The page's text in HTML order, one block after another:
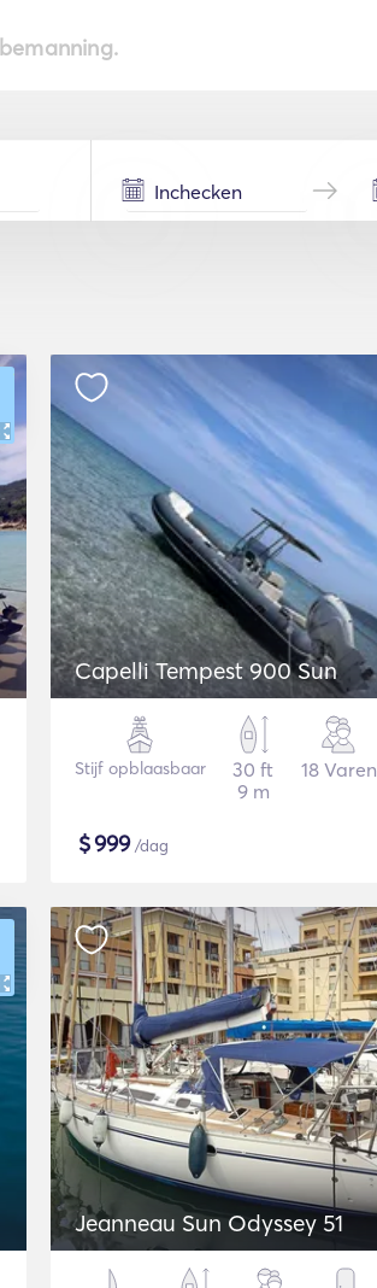
Capelli Tempest 900 Sun
Stijf opblaasbaar
30 ft
9 m
18 Varen
$999/dag
Jeanneau Sun Odyssey 51